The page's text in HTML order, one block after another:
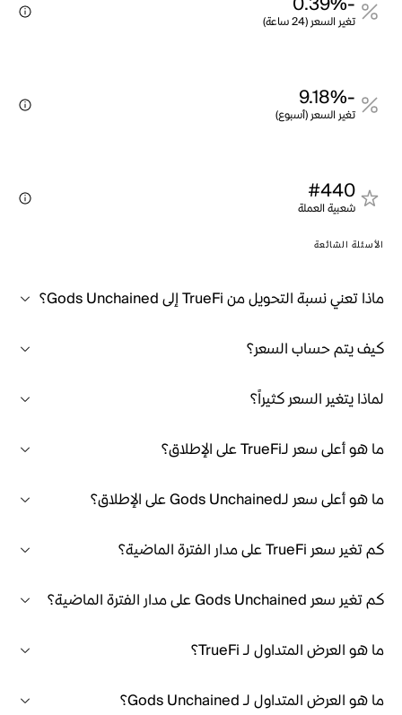
تغير السعر (24 ساعة)
-9.18%
تغير السعر (أسبوع)
#440
شعبية العملة
الأسئلة الشائعة
ماذا تعني نسبة التحويل من TrueFi إلى Gods Unchained؟
كيف يتم حساب السعر؟
لماذا يتغير السعر كثيراً؟
ما هو أعلى سعر لـTrueFi على الإطلاق؟
ما هو أعلى سعر لـGods Unchained على الإطلاق؟
كم تغير سعر TrueFi على مدار الفترة الماضية؟
كم تغير سعر Gods Unchained على مدار الفترة الماضية؟
ما هو العرض المتداول لـ TrueFi؟
ما هو العرض المتداول لـ Gods Unchained؟